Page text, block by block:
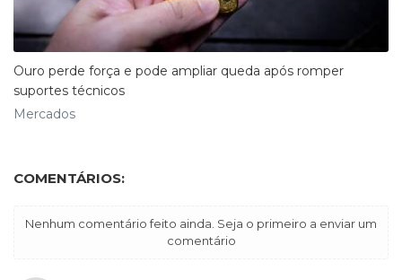
Ouro perde força e pode ampliar queda após romper
suportes técnicos
Mercados
COMENTÁRIOS:
Nenhum comentário feito ainda. Seja o primeiro a enviar um
comentário